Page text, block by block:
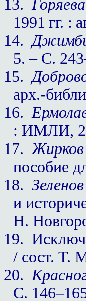
13.
1991 гг. :
14.
5. – C.
15.
арх.-
16.
: ИМЛИ,
17.
пособие
18.
и
Н.
19.
/ сост. Т.
20.
С.